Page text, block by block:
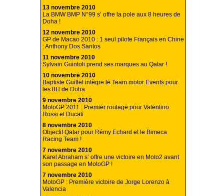
13 novembre 2010
La BMW BMP N°99 s’ offre la pole aux 8 heures de
Doha !
12 novembre 2010
GP de Macao 2010 : 1 seul pilote Français en Chine
: Anthony Dos Santos
11 novembre 2010
Sylvain Guintoli prend ses marques au Qatar !
10 novembre 2010
Baptiste Guittet intègre le Team motor Events pour
les 8H de Doha
9 novembre 2010
MotoGP 2011 : Premier roulage pour Valentino
Rossi et Ducati
8 novembre 2010
Objectif Qatar pour Rémy Echard et le Bimeca
Racing Team !
7 novembre 2010
Karel Abraham s’ offre une victoire en Moto2 avant
son passage en MotoGP !
7 novembre 2010
MotoGP : Première victoire de Jorge Lorenzo à
Valencia